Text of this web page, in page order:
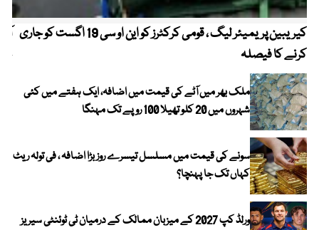
کیریبین پریمیئر لیگ ، قومی کرکٹرز کو این او سی 19 اگست کو جاری
کرنے کا فیصلہ
ملک بھر میں آٹے کی قیمت میں اضافہ، ایک ہفتے میں کئی
شہروں میں 20 کلو تھیلا 100 روپے تک مہنگا
سونے کی قیمت میں مسلسل تیسرے روز بڑا اضافہ ، فی تولہ ریٹ
کہاں تک جا پہنچا؟
ورلڈ کپ 2027 کے میزبان ممالک کے درمیان ٹی ٹوئنٹی سیریز